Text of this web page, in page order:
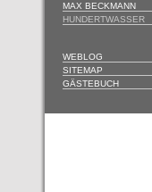
MAX BECKMANN
HUNDERTWASSER
WEBLOG
SITEMAP
GÄSTEBUCH